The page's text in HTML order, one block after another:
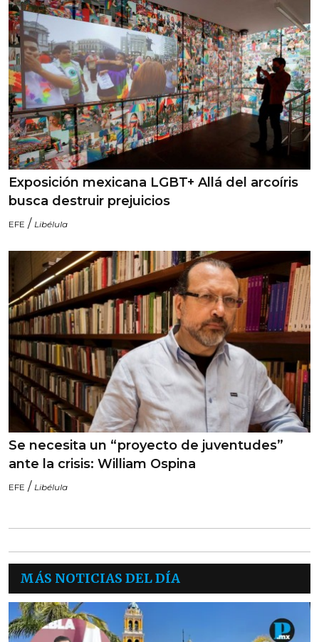
Exposición mexicana LGBT+ Allá del arcoíris
busca destruir prejuicios
EFE / Libélula
Se necesita un “proyecto de juventudes”
ante la crisis: William Ospina
EFE / Libélula
MÁS NOTICIAS DEL DÍA